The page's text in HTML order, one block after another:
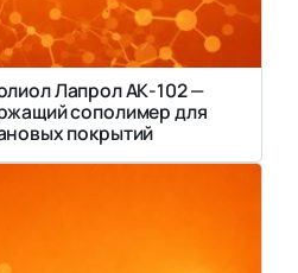
Лапрол АК-102 —
сополимер для
покрытий